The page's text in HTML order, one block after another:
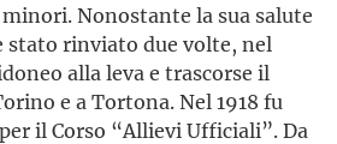
Nonostante la sua salute
stato rinviato due volte, nel
alla leva e trascorse il
e a Tortona. Nel 1918 fu
il Corso “Allievi Ufficiali”. Da